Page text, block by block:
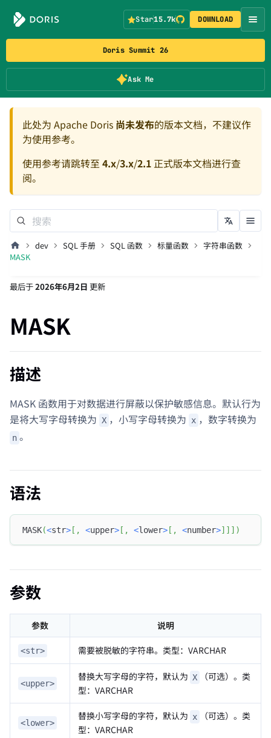
Doris Summit 26
Ask Me
Star15.7k DOWNLOAD
此处为 Apache Doris 尚未发布的版本文档，不建议作
为使用参考。
使用参考请跳转至 4.x/3.x/2.1正式版本文档进行查
阅。
dev SQL 手册 SQL 函数 标量函数
字符串函数
MASK
最后于2026年6月2日 更新
MASK
描述
MASK 函数用于对数据进行屏蔽以保护敏感信息。默认行为
是将大写字母转换为 X ，小写字母转换为 x ，数字转换为
n 。
语法
MASK(<str>[ , <upper>[ , <lower>[ , <number>] ] ] )
参数
参数 说明
<str> 需要被脱敏的字符串。类型：VARCHAR
<upper>
替换大写字母的字符，默认为 X
（可选）。类
型：VARCHAR
<lower>
替换小写字母的字符，默认为 x
（可选）。类
型：VARCHAR